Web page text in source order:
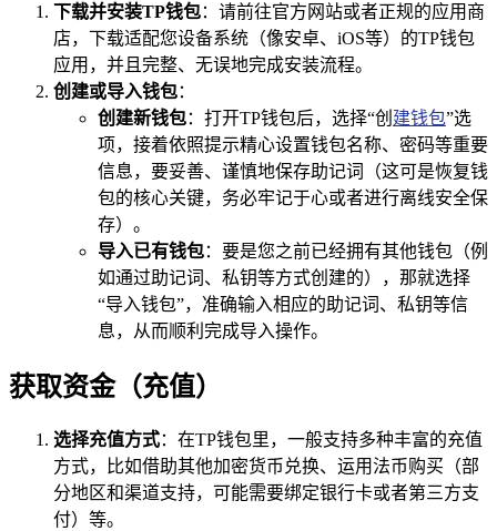
下载并安装TP钱包：请前往官方网站或者正规的应用商
店，下载适配您设备系统（像安卓、iOS等）的TP钱包
应用，并且完整、无误地完成安装流程。
创建或导入钱包：
创建新钱包：打开TP钱包后，选择“创 建钱包”选
项，接着依照提示精心设置钱包名称、密码等重要
信息，要妥善、谨慎地保存助记词（这可是恢复钱
包的核心关键，务必牢记于心或者进行离线安全保
存）。
导入已有钱包：要是您之前已经拥有其他钱包（例
如通过助记词、私钥等方式创建的），那就选择
“导入钱包”，准确输入相应的助记词、私钥等信
息，从而顺利完成导入操作。
获取资金（充值）
选择充值方式：在TP钱包里，一般支持多种丰富的充值
方式，比如借助其他加密货币兑换、运用法币购买（部
分地区和渠道支持，可能需要绑定银行卡或者第三方支
付）等。